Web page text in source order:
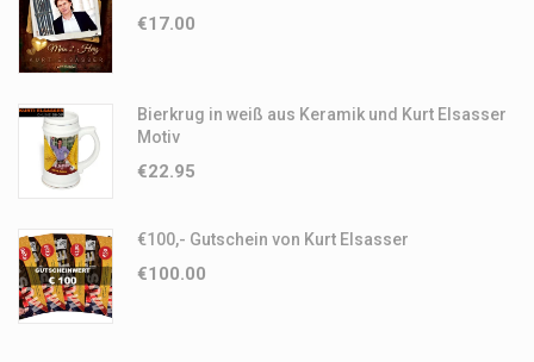
€17.00
Bierkrug in weiß aus Keramik und Kurt Elsasser
Motiv
€22.95
€100,- Gutschein von Kurt Elsasser
€100.00